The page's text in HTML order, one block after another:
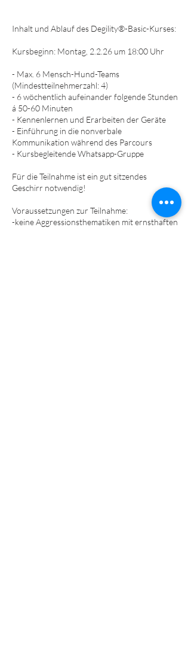
Inhalt und Ablauf des Degility®-Basic-Kurses:
Kursbeginn: Montag, 2.2.26 um 18:00 Uhr
- Max. 6 Mensch-Hund-Teams
(Mindestteilnehmerzahl: 4)
- 6 wöchentlich aufeinander folgende Stunden
á 50-60 Minuten
- Kennenlernen und Erarbeiten der Geräte
- Einführung in die nonverbale
Kommunikation während des Parcours
- Kursbegleitende Whatsapp-Gruppe
Für die Teilnahme ist ein gut sitzendes
Geschirr notwendig!
​​​Voraussetzungen zur Teilnahme:
-keine Aggressionsthematiken mit ernsthaften